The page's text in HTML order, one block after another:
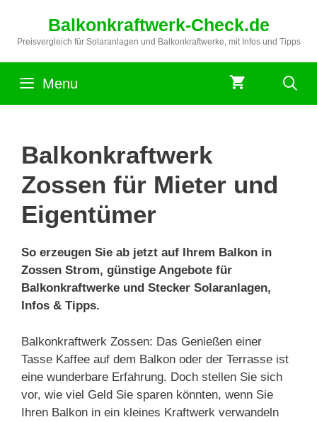
springen
Balkonkraftwerk-Check.de
Preisvergleich für Solaranlagen und Balkonkraftwerke, mit Infos und Tipps
Menu
Balkonkraftwerk
Zossen für Mieter und
Eigentümer
So erzeugen Sie ab jetzt auf Ihrem Balkon in
Zossen Strom, günstige Angebote für
Balkonkraftwerke und Stecker Solaranlagen,
Infos & Tipps.
Balkonkraftwerk Zossen: Das Genießen einer
Tasse Kaffee auf dem Balkon oder der Terrasse ist
eine wunderbare Erfahrung. Doch stellen Sie sich
vor, wie viel Geld Sie sparen könnten, wenn Sie
Ihren Balkon in ein kleines Kraftwerk verwandeln